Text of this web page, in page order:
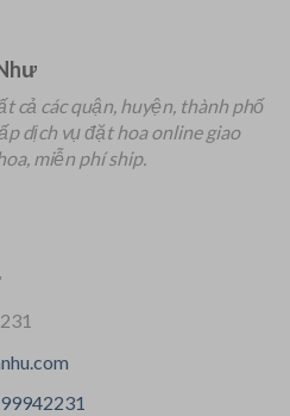
cả các quận, huyện, thành phố
dịch vụ đặt hoa online giao
miễn phí ship.